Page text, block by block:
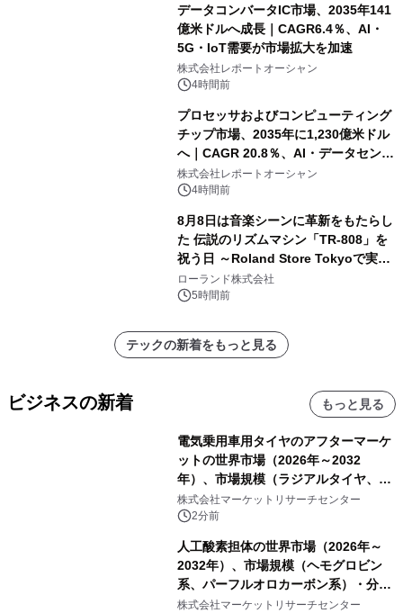
データコンバータIC市場、2035年141
億米ドルへ成長｜CAGR6.4％、AI・
5G・IoT需要が市場拡大を加速
株式会社レポートオーシャン
4時間前
プロセッサおよびコンピューティング
チップ市場、2035年に1,230億米ドル
へ｜CAGR 20.8％、AI・データセンタ
ー需要が成長を牽引
株式会社レポートオーシャン
4時間前
8月8日は音楽シーンに革新をもたらし
た 伝説のリズムマシン「TR-808」を
祝う日 ～Roland Store Tokyoで実機
を展示しての 記念キャンペーンを開
催 英国ラジオ「NTS」の 特別プログ
アーティストを フィーチャーしたアニ
メーションを公開～
ローランド株式会社
5時間前
テックの新着をもっと見る
ビジネスの新着 もっと見る
電気乗用車用タイヤのアフターマーケ
ットの世界市場（2026年～2032
年）、市場規模（ラジアルタイヤ、サ
イドウォール補強タイヤ、その他）・
分析レポートを発表
株式会社マーケットリサーチセンター
2分前
人工酸素担体の世界市場（2026年～
2032年）、市場規模（ヘモグロビン
系、パーフルオロカーボン系）・分析
レポートを発表
株式会社マーケットリサーチセンター